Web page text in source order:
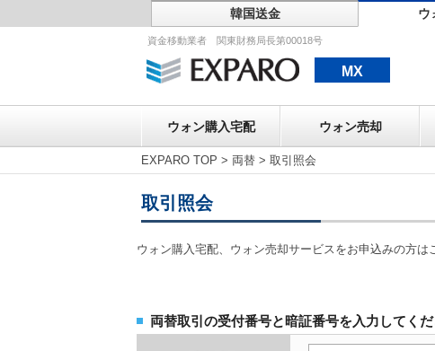
韓国送金 ウ
資金移動業者 関東財務局長第00018号
MX
ウォン購入宅配 ウォン売却
EXPARO TOP > 両替 > 取引照会
取引照会
ウォン購入宅配、ウォン売却サービスをお申込みの方は
両替取引の受付番号と暗証番号を入力してくだ